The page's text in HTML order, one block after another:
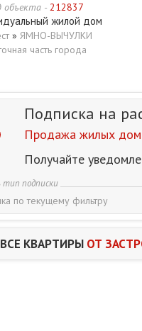
объекта - 212837
жилой дом
» ЯМНО-ВЫЧУЛКИ
часть города
Подписка на
Продажа жилых
Получайте
подписки
по текущему фильтру
КВАРТИРЫ ОТ